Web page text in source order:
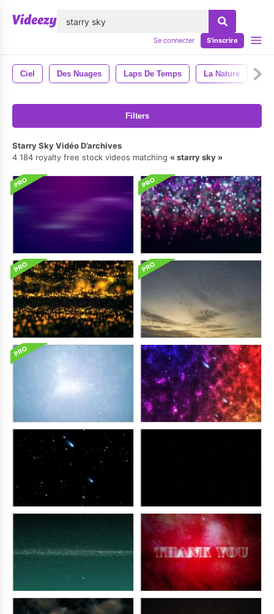
Se connecter S'inscrire
Ciel Des Nuages Laps De Temps La Nature
Filters
Starry Sky Vidéo D’archives
4 184 royalty free stock videos matching
starry sky